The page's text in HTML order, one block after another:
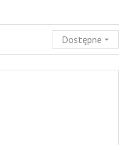
Dostępne arrow_drop_down